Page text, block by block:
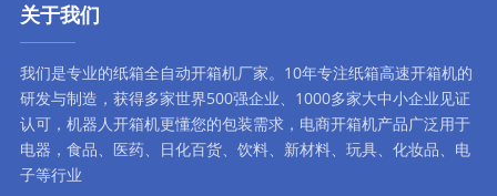
关于我们
我们是专业的纸箱全自动开箱机厂家。10年专注纸箱高速开箱机的
研发与制造，获得多家世界500强企业、1000多家大中小企业见证
认可， 机器人开箱机更懂您的包装需求， 电商开箱机产品广泛用于
电器，食品、医药、日化百货、饮料、新材料、玩具、化妆品、电
子等行业